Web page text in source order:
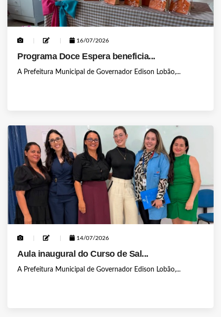
16/07/2026
Programa Doce Espera beneficia...
A Prefeitura Municipal de Governador Edison Lobão,...
14/07/2026
Aula inaugural do Curso de Sal...
A Prefeitura Municipal de Governador Edison Lobão,...